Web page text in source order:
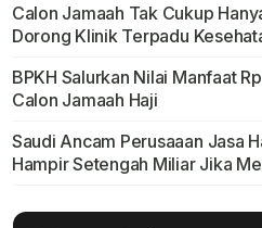
Calon Jamaah Tak Cukup
Dorong Klinik Terpadu
BPKH Salurkan Nilai Manfaat
Calon Jamaah Haji
Saudi Ancam Perusaaan Jasa
Hampir Setengah Miliar Jika